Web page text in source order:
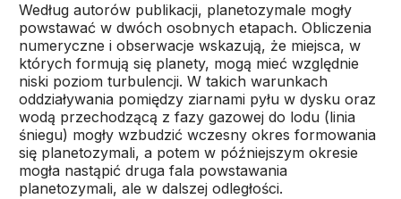
Według autorów publikacji, planetozymale mogły
powstawać w dwóch osobnych etapach. Obliczenia
numeryczne i obserwacje wskazują, że miejsca, w
których formują się planety, mogą mieć względnie
niski poziom turbulencji. W takich warunkach
oddziaływania pomiędzy ziarnami pyłu w dysku oraz
wodą przechodzącą z fazy gazowej do lodu (linia
śniegu) mogły wzbudzić wczesny okres formowania
się planetozymali, a potem w późniejszym okresie
mogła nastąpić druga fala powstawania
planetozymali, ale w dalszej odległości.